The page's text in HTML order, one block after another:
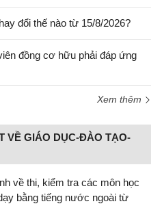
đổi thế nào từ 15/8/2026?
đồng cơ hữu phải đáp ứng
Xem thêm
VỀ GIÁO DỤC-ĐÀO TẠO-
về thi, kiểm tra các môn học
bằng tiếng nước ngoài từ